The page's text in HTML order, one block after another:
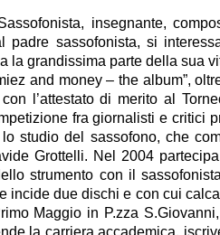
insegnante,
sassofonista, si
la grandissima parte della sua
and money – the album”,
l’attestato di merito al
fra giornalisti e critici
studio del sassofono, che
Grottelli. Nel 2004
strumento con il
due dischi e con cui
Maggio in P.zza
la carriera accademica,